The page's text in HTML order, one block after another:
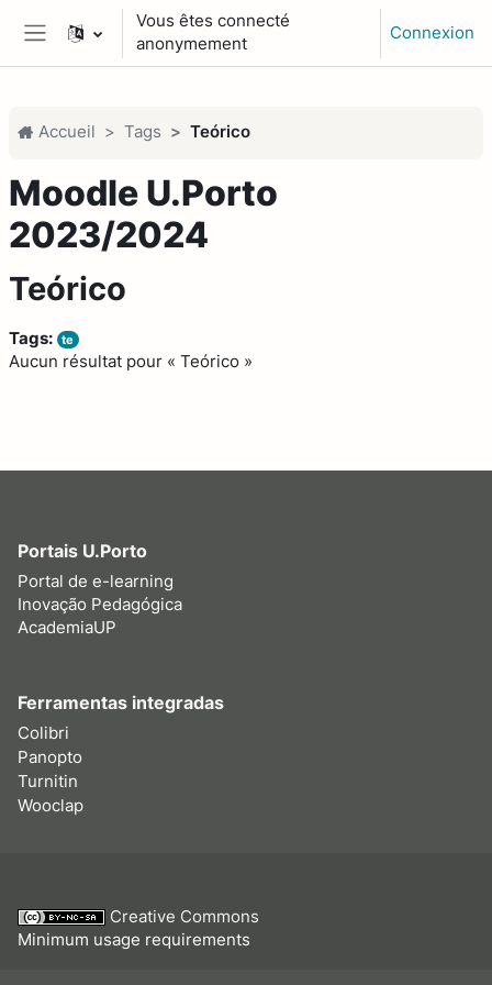
Passer au contenu principal
Panneau latéral
Vous êtes connecté
anonymement
Connexion
Accueil Tags Teórico
Moodle U.Porto
2023/2024
Teórico
Tags: te
Aucun résultat pour « Teórico »
Portais U.Porto
Portal de e-learning
Inovação Pedagógica
AcademiaUP
Ferramentas integradas
Colibri
Panopto
Turnitin
Wooclap
Creative Commons
Minimum usage requirements